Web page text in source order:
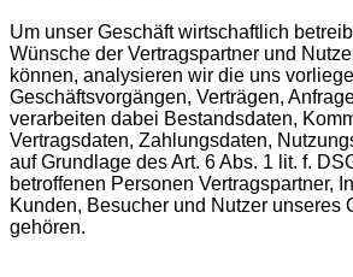
Um unser Geschäft wirtschaftlich
Wünsche der Vertragspartner und
können, analysieren wir die uns
Geschäftsvorgängen, Verträgen,
verarbeiten dabei Bestandsdaten,
Vertragsdaten, Zahlungsdaten,
auf Grundlage des Art. 6 Abs. 1 lit. f.
betroffenen Personen Vertragspartner,
Kunden, Besucher und Nutzer unseres
gehören.